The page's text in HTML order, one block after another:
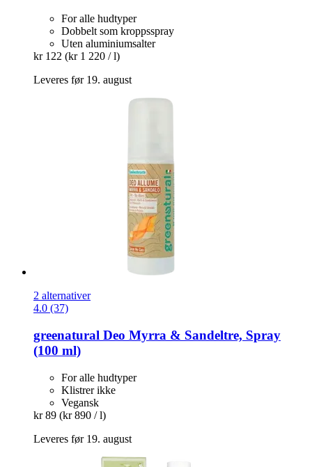
For alle hudtyper
Dobbelt som kroppsspray
Uten aluminiumsalter
kr 122 (kr 1 220 / l)
Leveres før 19. august
2 alternativer
4.0 (37)
greenatural Deo Myrra & Sandeltre, Spray
(100 ml)
For alle hudtyper
Klistrer ikke
Vegansk
kr 89 (kr 890 / l)
Leveres før 19. august